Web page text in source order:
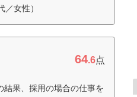
女性）
64.6点
果、採用の場合の仕事を